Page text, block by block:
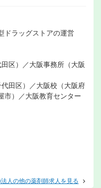
ドラッグストアの運営
区）／大阪事務所（大阪
田区）／大阪校（大阪府
市）／大阪教育センター
法人の他の薬剤師求人を見る